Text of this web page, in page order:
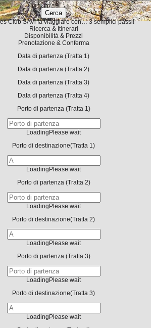
-
ClubSAVi fa viaggiare con… 3 semplici passi!
Ricerca & Itinerari
Disponibilità & Prezzi
Prenotazione & Conferma
Data di partenza (Tratta 1)
Data di partenza (Tratta 2)
Data di partenza (Tratta 3)
Data di partenza (Tratta 4)
Porto di partenza (Tratta 1)
Loading Please wait
Porto di destinazione(Tratta 1)
Loading Please wait
Porto di partenza (Tratta 2)
Loading Please wait
Porto di destinazione(Tratta 2)
Loading Please wait
Porto di partenza (Tratta 3)
Loading Please wait
Porto di destinazione(Tratta 3)
Loading Please wait